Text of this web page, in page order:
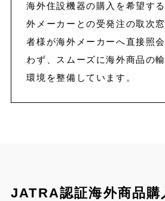
海外住設機器の購入を希望す
外メーカーとの受発注の取次
者様が海外メーカーへ直接照
わず、スムーズに海外商品の
環境を整備しています。
JATRA認証海外商品購